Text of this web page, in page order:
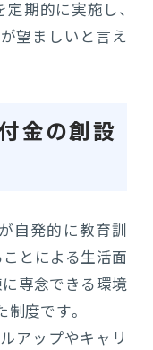
期的に実施し、
望ましいと言え
金の創設
自発的に教育訓
とによる生活面
に専念できる環境
度です。
アップやキャリ